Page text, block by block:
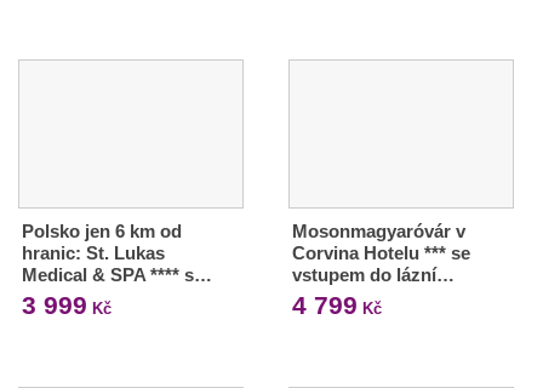
Polsko jen 6 km od
hranic: St. Lukas
Medical & SPA **** s…
3 999 Kč
Mosonmagyaróvár v
Corvina Hotelu *** se
vstupem do lázní…
4 799 Kč